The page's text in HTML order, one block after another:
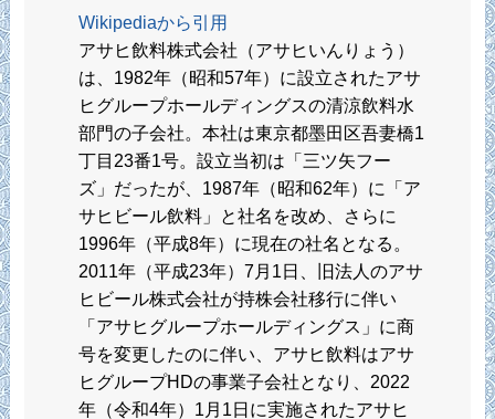
Wikipediaから引用
アサヒ飲料株式会社（アサヒいんりょう）
は、1982年（昭和57年）に設立されたアサ
ヒグループホールディングスの清涼飲料水
部門の子会社。本社は東京都墨田区吾妻橋1
丁目23番1号。設立当初は「三ツ矢フー
ズ」だったが、1987年（昭和62年）に「ア
サヒビール飲料」と社名を改め、さらに
1996年（平成8年）に現在の社名となる。
2011年（平成23年）7月1日、旧法人のアサ
ヒビール株式会社が持株会社移行に伴い
「アサヒグループホールディングス」に商
号を変更したのに伴い、アサヒ飲料はアサ
ヒグループHDの事業子会社となり、2022
年（令和4年）1月1日に実施されたアサヒ